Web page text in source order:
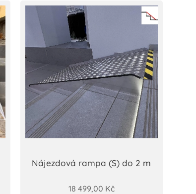
Nájezdová rampa (S) do 2 m
18 499,00 Kč